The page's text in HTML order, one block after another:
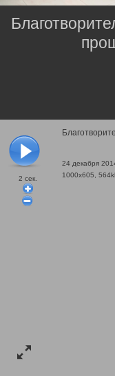
2 сек.
24 декабря
1000x605,